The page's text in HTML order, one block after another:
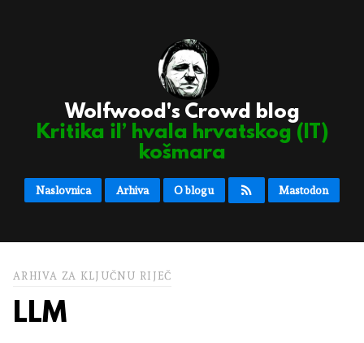
Wolfwood's Crowd blog
Kritika il’ hvala hrvatskog (IT)
košmara
Naslovnica Arhiva O blogu Mastodon
ARHIVA ZA KLJUČNU RIJEČ
LLM